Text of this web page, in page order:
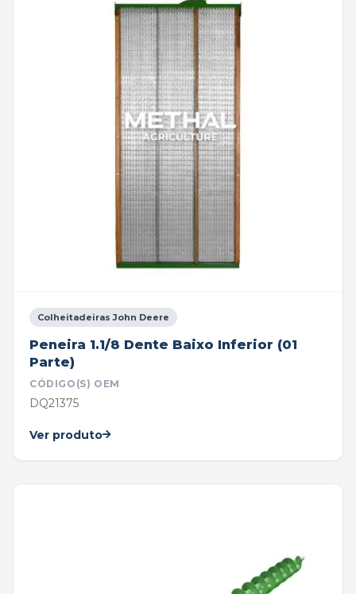
Colheitadeiras John Deere
Peneira 1.1/8 Dente Baixo Inferior (01
Parte)
CÓDIGO(S) OEM
DQ21375
Ver produto